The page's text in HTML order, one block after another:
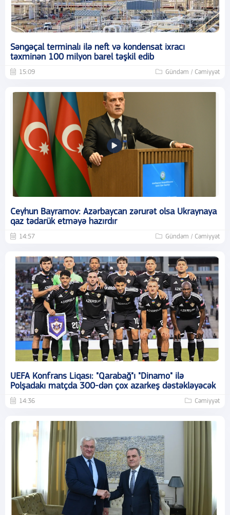
Səngəçal terminalı ilə neft və kondensat ixracı
təxminən 100 milyon barel təşkil edib
15:09 Gündəm / Cəmiyyət
Ceyhun Bayramov: Azərbaycan zərurət olsa Ukraynaya
qaz tədarük etməyə hazırdır
14:57 Gündəm / Cəmiyyət
UEFA Konfrans Liqası: "Qarabağ"ı "Dinamo" ilə
Polşadakı matçda 300-dən çox azarkeş dəstəkləyəcək
14:36 Cəmiyyət